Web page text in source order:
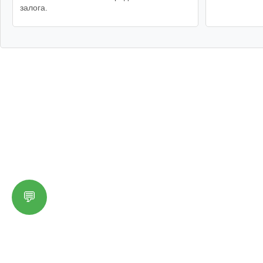
залога.
💬